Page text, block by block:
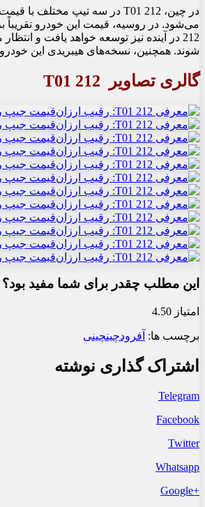
212 در آینده نیز توسعه خواهد یافت و
شوند. همچنین، نسخه‌های هیبریدی این
گالری تصاویر 212 T01
این مطلب چقدر برای شما مفید بود؟
امتیاز 4.50
برچسب ها: آفرودچینچینی
اشتراک گذاری نوشته
Telegram
Facebook
Twitter
Whatsapp
+Google